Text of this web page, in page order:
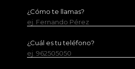
¿Cómo te llamas?
ej. Fernando Pérez
¿Cuál es tu teléfono?
ej. 962505050